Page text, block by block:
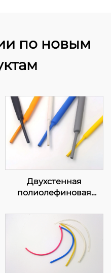
по новым
Двухстенная
полиолефиновая
слоем